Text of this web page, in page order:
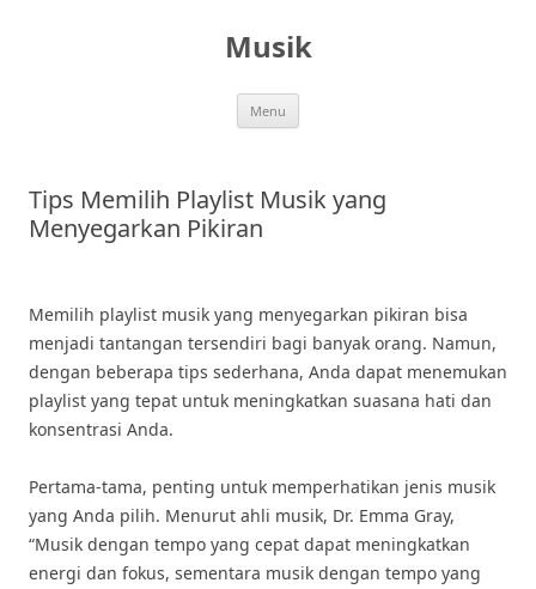
Musik
Menu
Tips Memilih Playlist Musik yang
Menyegarkan Pikiran
Memilih playlist musik yang menyegarkan pikiran bisa
menjadi tantangan tersendiri bagi banyak orang. Namun,
dengan beberapa tips sederhana, Anda dapat menemukan
playlist yang tepat untuk meningkatkan suasana hati dan
konsentrasi Anda.
Pertama-tama, penting untuk memperhatikan jenis musik
yang Anda pilih. Menurut ahli musik, Dr. Emma Gray,
“Musik dengan tempo yang cepat dapat meningkatkan
energi dan fokus, sementara musik dengan tempo yang